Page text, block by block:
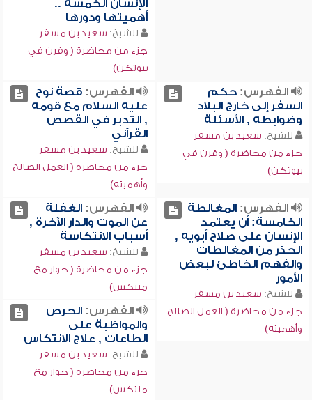
الإنسان الخمسة ..
أهميتها ودورها
للشيخ: سعيد بن مسفر
جزء من محاضرة ( وقرن في
بيوتكن)
الفهرس:حكم
السفر إلى خارج البلاد
وضوابطه , الأسئلة
للشيخ: سعيد بن مسفر
جزء من محاضرة ( وقرن في
بيوتكن)
الفهرس:قصة نوح
عليه السلام مع قومه
, التدبر في القصص
القرآني
للشيخ: سعيد بن مسفر
جزء من محاضرة ( العمل الصالح
وأهميته)
الفهرس:المغالطة
الخامسة: أن يعتمد
الإنسان على صلاح أبويه ,
الحذر من المغالطات
والفهم الخاطئ لبعض
الأمور
للشيخ: سعيد بن مسفر
جزء من محاضرة ( العمل الصالح
وأهميته)
الفهرس:الغفلة
عن الموت والدار الآخرة ,
أسباب الانتكاسة
للشيخ: سعيد بن مسفر
جزء من محاضرة ( حوار مع
منتكس)
الفهرس:الحرص
والمواظبة على
الطاعات , علاج الانتكاس
للشيخ: سعيد بن مسفر
جزء من محاضرة ( حوار مع
منتكس)